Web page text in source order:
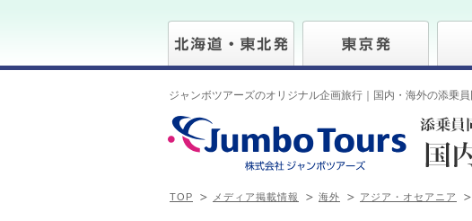
ジャンボツアーズのオリジナル企画旅行｜国内・海外の添乗
TOP メディア掲載情報 海外 アジア・オセアニア